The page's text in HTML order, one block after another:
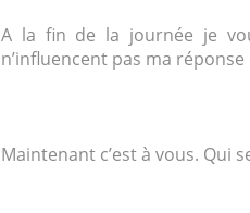
A la fin de la journée je
n’influencent pas ma réponse
Maintenant c’est à vous. Qui